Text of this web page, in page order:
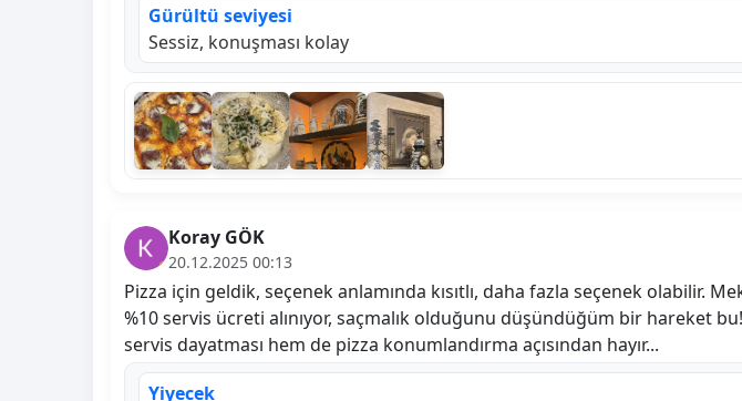
Gürültü seviyesi
Sessiz, konuşması kolay
Koray GÖK
20.12.2025 00:13
Pizza için geldik, seçenek anlamında kısıtlı, daha fazla seçenek olabilir.
%10 servis ücreti alınıyor, saçmalık olduğunu düşündüğüm bir hareket
servis dayatması hem de pizza konumlandırma açısından hayır...
Yiyecek